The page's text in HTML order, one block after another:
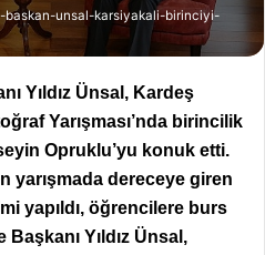
baskan-unsal-karsiyakali-birinciyi-
Yıldız Ünsal, Kardeş
Yarışması’nda birincilik
Opruklu’yu konuk etti.
yarışmada dereceye giren
yapıldı, öğrencilere burs
Yıldız Ünsal,